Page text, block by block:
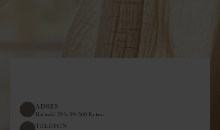
ADRES
Bielawki 29 b, 99-300 Kutno
TELEFON